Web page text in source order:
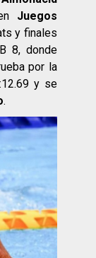
Juegos
y finales
8, donde
por la
y se
.